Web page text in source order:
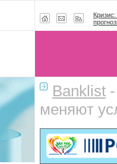
Banklist
меняют